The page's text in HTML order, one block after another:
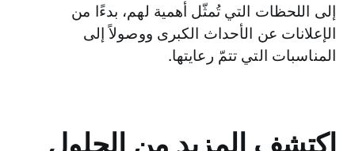
إلى اللحظات التي تُمثّل أهمية لهم، بدءًا من
الإعلانات عن الأحداث الكبرى ووصولاً إلى
المناسبات التي تتمّ رعايتها.
اكتشف المزيد من الحلول